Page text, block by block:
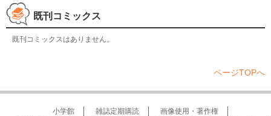
既刊コミックス
既刊コミックスはありません。
ページTOPへ
小学館 雑誌定期購読
画像使用・著作権